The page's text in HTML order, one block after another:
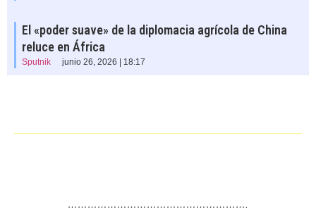
El «poder suave» de la diplomacia agrícola de China
reluce en África
Sputnik junio 26, 2026 | 18:17
……………………………………………….